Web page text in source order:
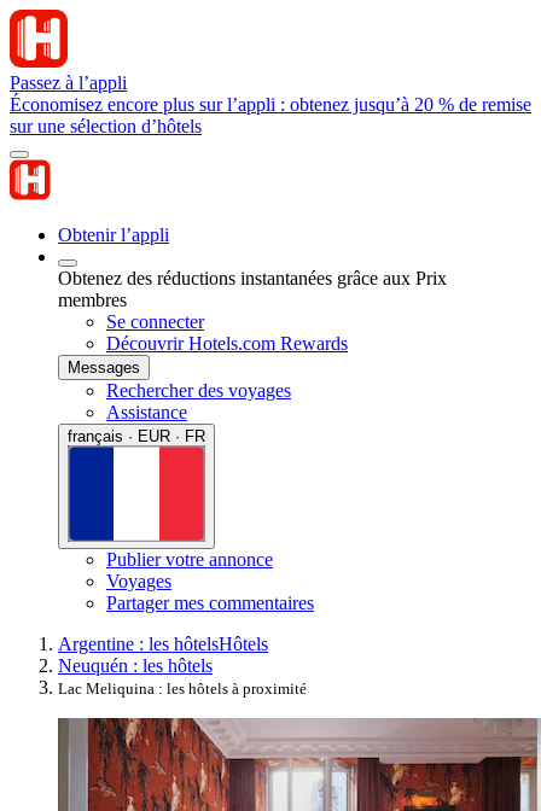
Passez à l’appli
Économisez encore plus sur l’appli : obtenez jusqu’à 20 % de remise
sur une sélection d’hôtels
Obtenir l’appli
Obtenez des réductions instantanées grâce aux Prix
membres
Se connecter
Découvrir Hotels.com Rewards
Messages
Rechercher des voyages
Assistance
français · EUR · FR
Publier votre annonce
Voyages
Partager mes commentaires
Argentine : les hôtelsHôtels
Neuquén : les hôtels
Lac Meliquina : les hôtels à proximité